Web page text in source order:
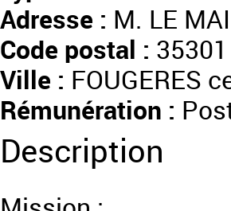
Adresse : M. LE
Code postal : 35301
Ville : FOUGERES
Rémunération :
Description